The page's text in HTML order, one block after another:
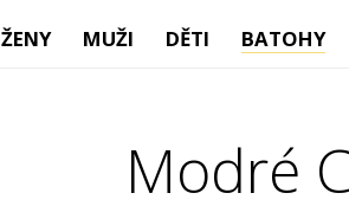
ŽENY MUŽI DĚTI BATOHY
Modré